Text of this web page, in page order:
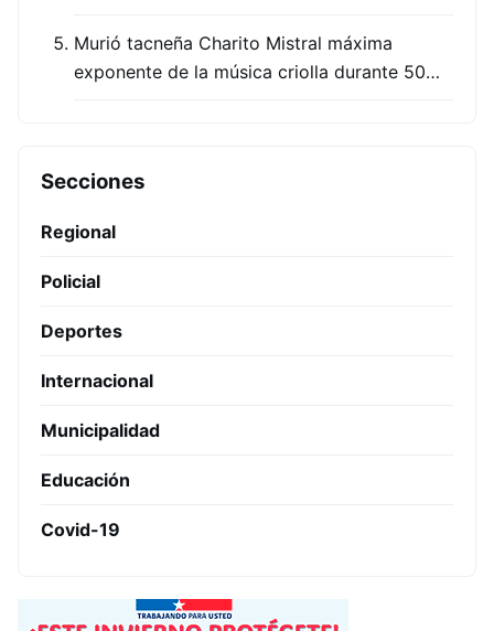
Murió tacneña Charito Mistral máxima
exponente de la música criolla durante 50…
Secciones
Regional
Policial
Deportes
Internacional
Municipalidad
Educación
Covid-19